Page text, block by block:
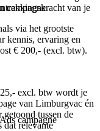
van je
excl. btw wordt je
van Limburgvac én
tussen de
dat relevante
campagne
via het grootste
kennis, ervaring en
€ 200,- (excl. btw).
campagne